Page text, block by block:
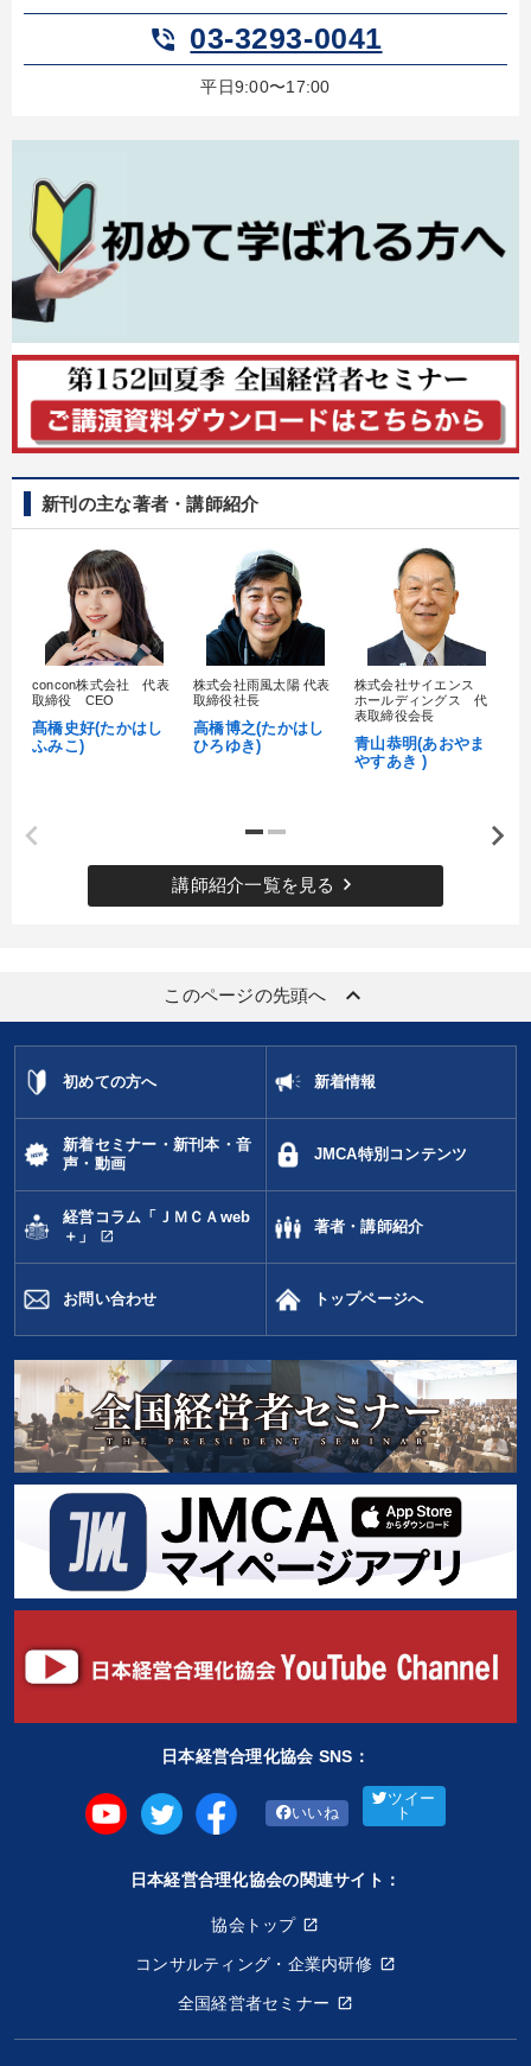
phone_in_talk 03-3293-0041
平日9:00〜17:00
新刊の主な著者・講師紹介
concon株式会社 代表
取締役 CEO
髙橋史好(たかはし
ふみこ)
株式会社雨風太陽 代表
取締役社長
高橋博之(たかはし
ひろゆき)
株式会社サイエンス
ホールディングス 代
表取締役会長
青山恭明(あおやま
やすあき )
講師紹介一覧を見る keyboard_arrow_right
このページの先頭へ keyboard_arrow_up
初めての方へ 新着情報
新着セミナー・新刊本・音
声・動画
JMCA特別コンテンツ
経営コラム「ＪＭＣＡweb
＋」
open_in_new
著者・講師紹介
お問い合わせ トップページへ
日本経営合理化協会 SNS：
いいね
ツイー
ト
日本経営合理化協会の関連サイト：
協会トップ
コンサルティング・企業内研修
全国経営者セミナー